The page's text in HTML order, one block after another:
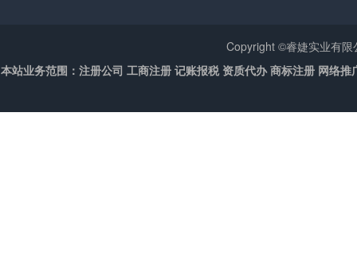
Copyright ©睿婕实业有
本站业务范围：注册公司 工商注册 记账报税 资质代办 商标注册 网络